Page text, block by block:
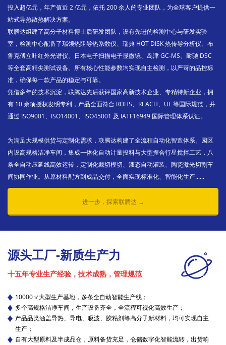
投入超亿元，年产值近 2 亿元，依托 200 余人的专业团队，为全球客户提供一
站式导热散热解决方案。
联腾达组建了高分子材料博士后研发团队，设有先进的检测中心与研发实验
室，检测中心配备了瑞领热阻导热系数仪、瑞典 HOT DISK 热传导分析仪、布
鲁克傅立叶红外光谱仪、日本电子扫描电子显微镜、岛津 GC-MS、耐驰 DSC
等全套高精尖测试设备。所有核心性能参数均实现自主检测，以严苛的品控标
准，确保每一款产品的稳定与可靠。
凭借多年的技术沉淀，联腾达先后获评国家高新技术企业、专精特新企业，拥
有 10 余项授权发明专利，产品全面符合 ROHS、REACH、UL 等国际规范，并
通过 ISO9001、ISO14001、ISO45001 及 IATF16949 国际管理体系认证。
为满足大规模供货与定制化需求，联腾达构建了全流程自动化智造体系。园区
内设高规格洁净车间，集成一体化自动计量投料与大型捏合行星搅拌工艺，八
条全自动压延线高效运转，定制化裁切模切、液态自动灌装、陶瓷激光切割车
间协同作业。从原材料配方到成品交付，全面实现标准化、智能化生产......
进一步，探索联腾达 →
源头工厂-新质生产力
十五年专业生产经验，技术成熟，管理规范
10000㎡大型生产基地，多条全自动智能生产线；
多个高规格洁净车间，生产设备齐全，全流程可视化高效生产；
产品品类涵盖导热、导电、吸波、胶粘剂等高分子新材料，均可实现自主
生产；
自有大型原料及半成品仓，原料备货充足，仓储数字化智能流转，出货响